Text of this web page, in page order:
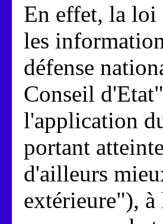
En effet, la loi
les
défense
Conseil
l'application
portant
d'ailleurs
extérieure"), à